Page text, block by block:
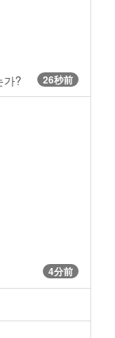
가? 26秒前
4分前